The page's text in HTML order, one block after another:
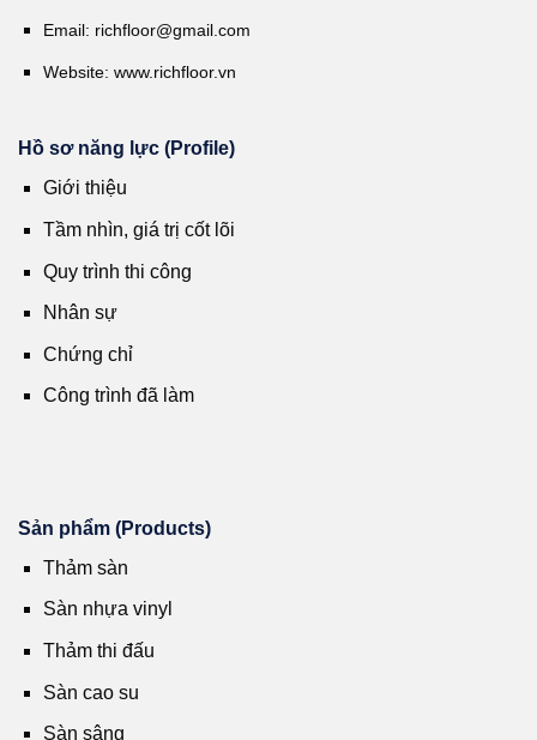
Email: richfloor@gmail.com
Website: www.richfloor.vn
Hồ sơ năng lực (Profile)
Giới thiệu
Tầm nhìn, giá trị cốt lõi
Quy trình thi công
Nhân sự
Chứng chỉ
Công trình đã làm
Sản phẩm (Products)
Thảm sàn
Sàn nhựa vinyl
Thảm thi đấu
Sàn cao su
Sàn sâng